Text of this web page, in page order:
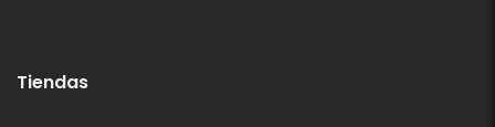
Tiendas